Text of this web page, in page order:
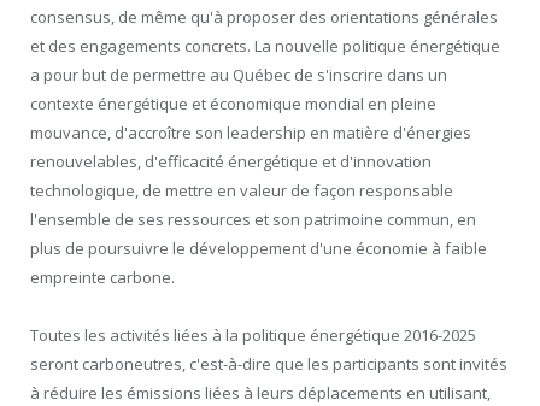
consensus, de même qu'à proposer des orientations générales
et des engagements concrets. La nouvelle politique énergétique
a pour but de permettre au Québec de s'inscrire dans un
contexte énergétique et économique mondial en pleine
mouvance, d'accroître son leadership en matière d'énergies
renouvelables, d'efficacité énergétique et d'innovation
technologique, de mettre en valeur de façon responsable
l'ensemble de ses ressources et son patrimoine commun, en
plus de poursuivre le développement d'une économie à faible
empreinte carbone.
Toutes les activités liées à la politique énergétique 2016-2025
seront carboneutres, c'est-à-dire que les participants sont invités
à réduire les émissions liées à leurs déplacements en utilisant,